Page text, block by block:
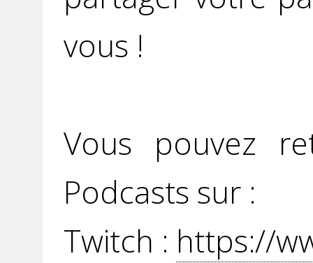
vous !
Vous pouvez
Podcasts sur :
Twitch : https://